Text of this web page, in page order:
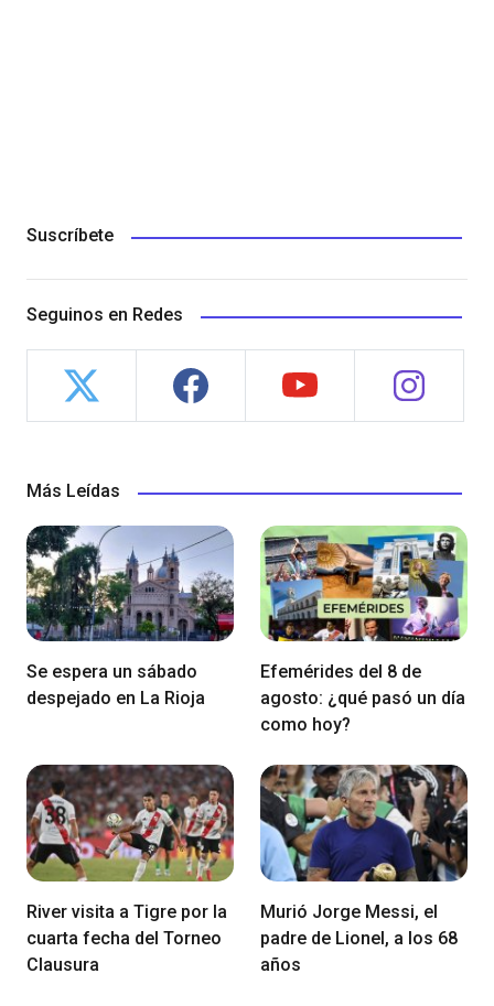
Suscríbete
Seguinos en Redes
Más Leídas
Se espera un sábado
despejado en La Rioja
Efemérides del 8 de
agosto: ¿qué pasó un día
como hoy?
River visita a Tigre por la
cuarta fecha del Torneo
Clausura
Murió Jorge Messi, el
padre de Lionel, a los 68
años